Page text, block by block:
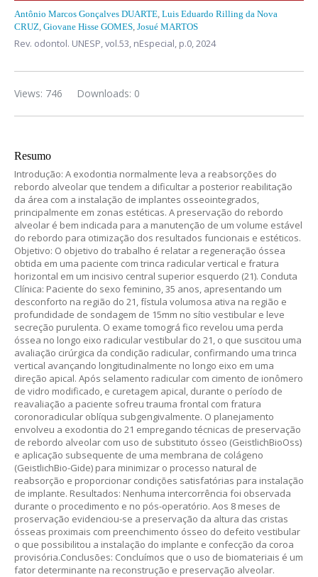
Antônio Marcos Gonçalves DUARTE, Luis Eduardo Rilling da Nova
CRUZ, Giovane Hisse GOMES, Josué MARTOS
Rev. odontol. UNESP,vol.53, nEspecial, p.0, 2024
Downloads: 0
Views: 746
Resumo
Introdução: A exodontia normalmente leva a reabsorções do
rebordo alveolar que tendem a dificultar a posterior reabilitação
da área com a instalação de implantes osseointegrados,
principalmente em zonas estéticas. A preservação do rebordo
alveolar é bem indicada para a manutenção de um volume estável
do rebordo para otimização dos resultados funcionais e estéticos.
Objetivo: O objetivo do trabalho é relatar a regeneração óssea
obtida em uma paciente com trinca radicular vertical e fratura
horizontal em um incisivo central superior esquerdo (21). Conduta
Clínica: Paciente do sexo feminino, 35 anos, apresentando um
desconforto na região do 21, fístula volumosa ativa na região e
profundidade de sondagem de 15mm no sítio vestibular e leve
secreção purulenta. O exame tomográ fico revelou uma perda
óssea no longo eixo radicular vestibular do 21, o que suscitou uma
avaliação cirúrgica da condição radicular, confirmando uma trinca
vertical avançando longitudinalmente no longo eixo em uma
direção apical. Após selamento radicular com cimento de ionômero
de vidro modificado, e curetagem apical, durante o período de
reavaliação a paciente sofreu trauma frontal com fratura
coronoradicular oblíqua subgengivalmente. O planejamento
envolveu a exodontia do 21 empregando técnicas de preservação
de rebordo alveolar com uso de substituto ósseo (GeistlichBioOss)
e aplicação subsequente de uma membrana de colágeno
(GeistlichBio-Gide) para minimizar o processo natural de
reabsorção e proporcionar condições satisfatórias para instalação
de implante. Resultados: Nenhuma intercorrência foi observada
durante o procedimento e no pós-operatório. Aos 8 meses de
proservação evidenciou-se a preservação da altura das cristas
ósseas proximais com preenchimento ósseo do defeito vestibular
o que possibilitou a instalação do implante e confecção da coroa
provisória.Conclusões: Concluímos que o uso de biomateriais é um
fator determinante na reconstrução e preservação alveolar.